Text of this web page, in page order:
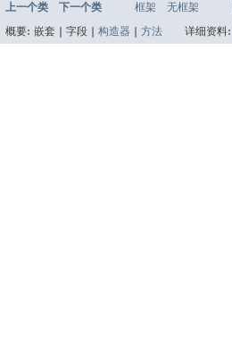
上一个类 下一个类 框架 无框架
概要: 嵌套 | 字段 | 构造器 方法 详细资料: